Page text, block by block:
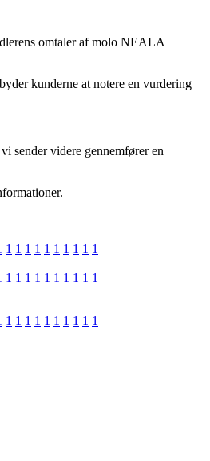
omtaler af molo NEALA
kunderne at notere en vurdering
sender videre gennemfører en
1 1 1 1 1 1 1 1 1 1
1 1 1 1 1 1 1 1 1 1
1 1 1 1 1 1 1 1 1 1